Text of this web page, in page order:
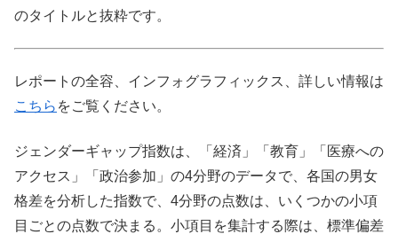
のタイトルと抜粋です。
レポートの全容、インフォグラフィックス、詳しい情報は
こちら をご覧ください。
ジェンダーギャップ指数は、「経済」「教育」「医療への
アクセス」「政治参加」の4分野のデータで、各国の男女
格差を分析した指数で、4分野の点数は、いくつかの小項
目ごとの点数で決まる。小項目を集計する際は、標準偏差